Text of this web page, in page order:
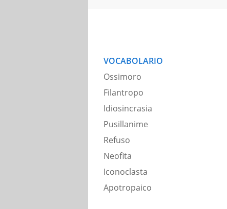
VOCABOLARIO
Ossimoro
Filantropo
Idiosincrasia
Pusillanime
Refuso
Neofita
Iconoclasta
Apotropaico